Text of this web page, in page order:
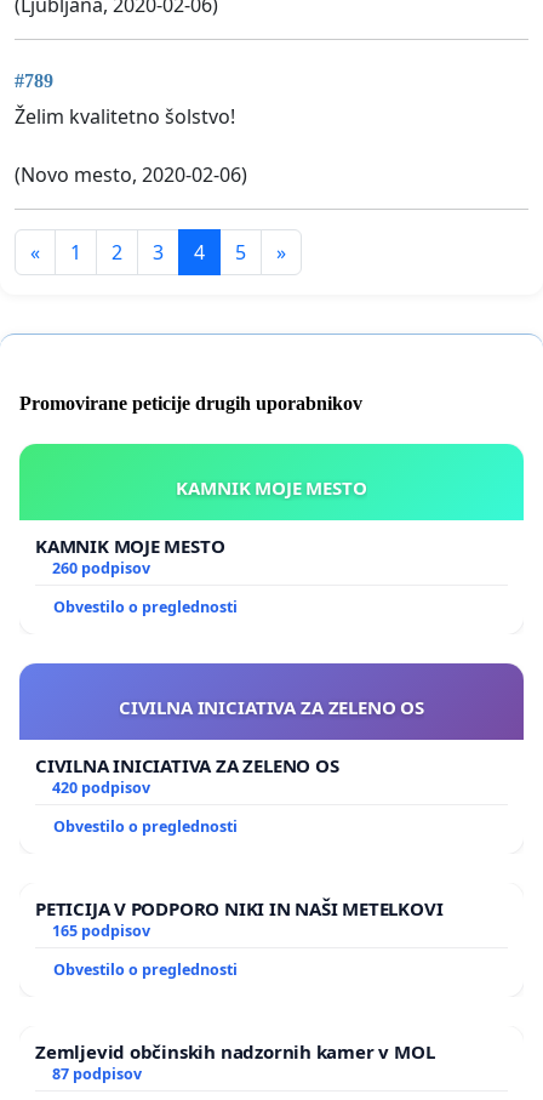
#789
Želim kvalitetno šolstvo!
(Novo mesto, 2020-02-06)
« 1 2 3 4 5 »
Promovirane peticije drugih uporabnikov
KAMNIK MOJE MESTO
KAMNIK MOJE MESTO
260 podpisov
Obvestilo o preglednosti
CIVILNA INICIATIVA ZA ZELENO OS
CIVILNA INICIATIVA ZA ZELENO OS
420 podpisov
Obvestilo o preglednosti
PETICIJA V PODPORO NIKI IN NAŠI METELKOVI
165 podpisov
Obvestilo o preglednosti
Zemljevid občinskih nadzornih kamer v MOL
87 podpisov